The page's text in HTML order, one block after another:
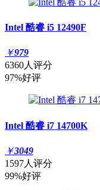
Intel 酷睿 i5 12490F
￥979
6360人评分
97%好评
Intel 酷睿 i7 14700K
￥3049
1597人评分
99%好评